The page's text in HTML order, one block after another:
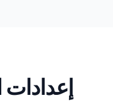
إعدادات